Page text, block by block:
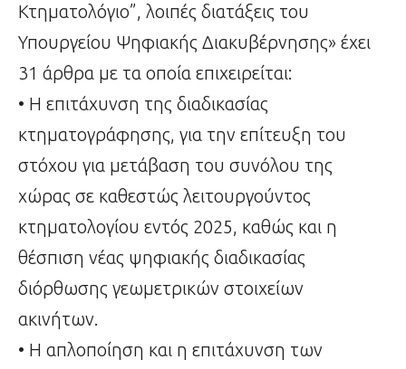
Κτηματολόγιο”, λοιπές διατάξεις του
Υπουργείου Ψηφιακής Διακυβέρνησης» έχει
31 άρθρα με τα οποία επιχειρείται:
• Η επιτάχυνση της διαδικασίας
κτηματογράφησης, για την επίτευξη του
στόχου για μετάβαση του συνόλου της
χώρας σε καθεστώς λειτουργούντος
κτηματολογίου εντός 2025, καθώς και η
θέσπιση νέας ψηφιακής διαδικασίας
διόρθωσης γεωμετρικών στοιχείων
ακινήτων.
• Η απλοποίηση και η επιτάχυνση των